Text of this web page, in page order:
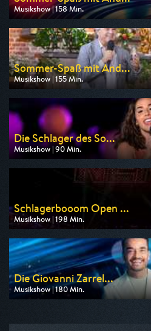
Musikshow | 158 Min.
Ausgestrahlt von MDR
am 08.08.2026, 20:15
Sommer-Spaß mit And...
Musikshow | 155 Min.
Ausgestrahlt von SR Fernsehen
am 08.08.2026, 20:15
Die Schlager des So...
Musikshow | 90 Min.
Ausgestrahlt von MDR
am 14.08.2026, 20:15
Schlagerbooom Open ...
Musikshow | 198 Min.
Ausgestrahlt von MDR
am 22.08.2026, 20:15
Die Giovanni Zarrel...
Musikshow | 180 Min.
Ausgestrahlt von ZDF